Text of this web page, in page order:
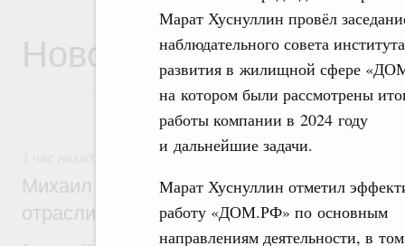
Марат Хуснуллин провёл
наблюдательного совета института
развития в жилищной сфере
на котором были рассмотрены
работы компании в 2024 году
и дальнейшие задачи.
Марат Хуснуллин отметил
работу «ДОМ.РФ» по основным
направлениям деятельности, в
Новости
Регулирование в сфере строительства
Михаил Мишустин поздравил
отрасли с профессиональным